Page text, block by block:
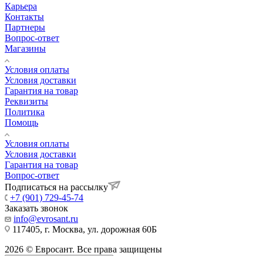
Карьера
Контакты
Партнеры
Вопрос-ответ
Магазины
Условия оплаты
Условия доставки
Гарантия на товар
Реквизиты
Политика
Помощь
Условия оплаты
Условия доставки
Гарантия на товар
Вопрос-ответ
Подписаться на рассылку
+7 (901) 729-45-74
Заказать звонок
info@evrosant.ru
117405, г. Москва, ул. дорожная 60Б
2026 © Евросант. Все права защищены